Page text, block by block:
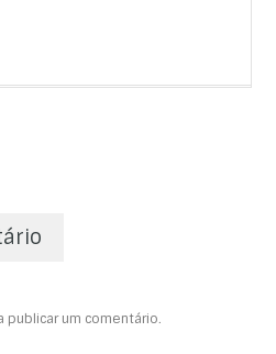
publicar um comentário.